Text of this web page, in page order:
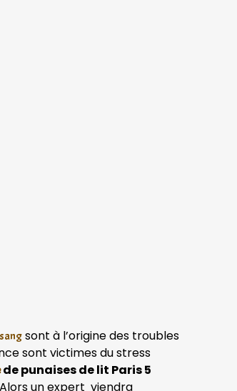
sont à l’origine des troubles
sont victimes du stress
de punaises de lit Paris 5
Alors un expert viendra